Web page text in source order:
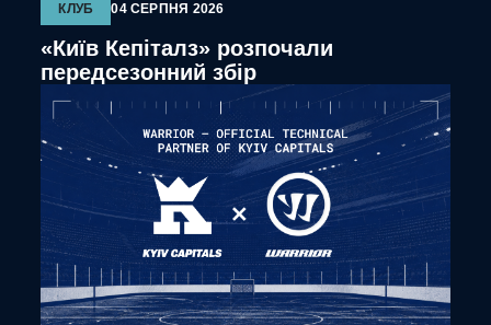
КЛУБ 04 СЕРПНЯ 2026
«Київ Кепіталз» розпочали
передсезонний збір